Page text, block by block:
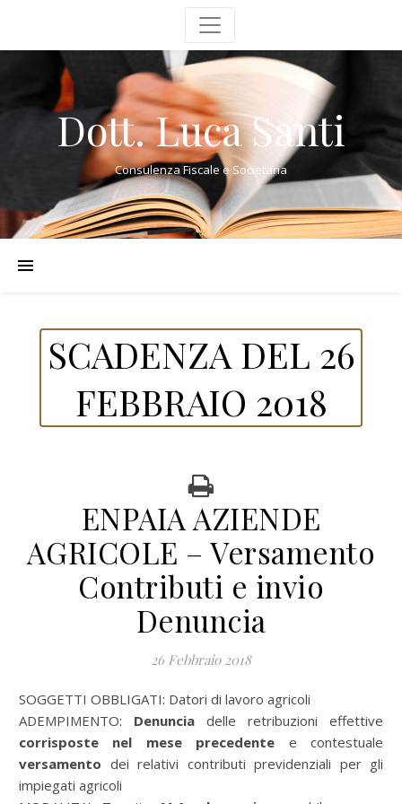
Dott. Luca Santi
Consulenza Fiscale e Societaria
SCADENZA DEL 26
FEBBRAIO 2018
ENPAIA AZIENDE
AGRICOLE – Versamento
Contributi e invio
Denuncia
26 Febbraio 2018
SOGGETTI OBBLIGATI: Datori di lavoro agricoli
ADEMPIMENTO: Denuncia delle retribuzioni effettive
corrisposte nel mese precedente e contestuale
versamento dei relativi contributi previdenziali per gli
impiegati agricoli